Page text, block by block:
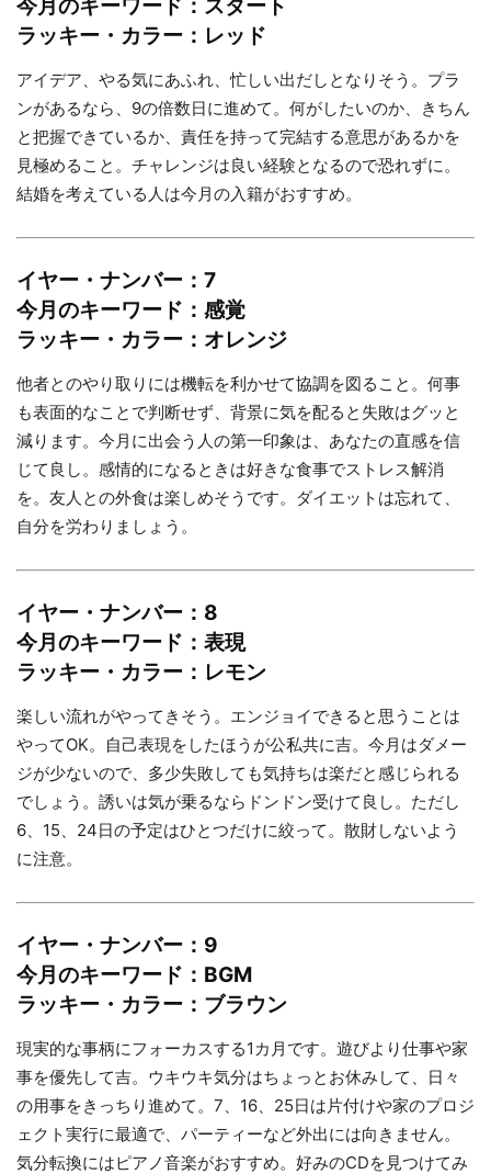
今月のキーワード：スタート
ラッキー・カラー：レッド
アイデア、やる気にあふれ、忙しい出だしとなりそう。プラ
ンがあるなら、9の倍数日に進めて。何がしたいのか、きちん
と把握できているか、責任を持って完結する意思があるかを
見極めること。チャレンジは良い経験となるので恐れずに。
結婚を考えている人は今月の入籍がおすすめ。
イヤー・ナンバー：7
今月のキーワード：感覚
ラッキー・カラー：オレンジ
他者とのやり取りには機転を利かせて協調を図ること。何事
も表面的なことで判断せず、背景に気を配ると失敗はグッと
減ります。今月に出会う人の第一印象は、あなたの直感を信
じて良し。感情的になるときは好きな食事でストレス解消
を。友人との外食は楽しめそうです。ダイエットは忘れて、
自分を労わりましょう。
イヤー・ナンバー：8
今月のキーワード：表現
ラッキー・カラー：レモン
楽しい流れがやってきそう。エンジョイできると思うことは
やってOK。自己表現をしたほうが公私共に吉。今月はダメー
ジが少ないので、多少失敗しても気持ちは楽だと感じられる
でしょう。誘いは気が乗るならドンドン受けて良し。ただし
6、15、24日の予定はひとつだけに絞って。散財しないよう
に注意。
イヤー・ナンバー：9
今月のキーワード：BGM
ラッキー・カラー：ブラウン
現実的な事柄にフォーカスする1カ月です。遊びより仕事や家
事を優先して吉。ウキウキ気分はちょっとお休みして、日々
の用事をきっちり進めて。7、16、25日は片付けや家のプロジ
ェクト実行に最適で、パーティーなど外出には向きません。
気分転換にはピアノ音楽がおすすめ。好みのCDを見つけてみ